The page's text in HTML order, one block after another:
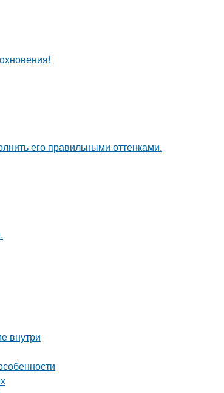
его правильными оттенками.
внутри